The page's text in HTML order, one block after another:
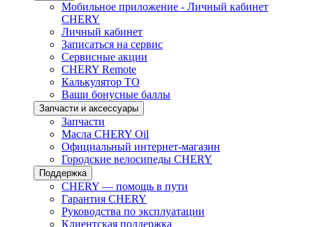
Мобильное приложение - Личный кабинет
CHERY
Личный кабинет
Записаться на сервис
Сервисные акции
CHERY Remote
Калькулятор ТО
Ваши бонусные баллы
Запчасти и аксессуары
Запчасти
Масла CHERY Oil
Официальный интернет-магазин
Городские велосипеды CHERY
Поддержка
CHERY — помощь в пути
Гарантия CHERY
Руководства по эксплуатации
Клиентская поддержка